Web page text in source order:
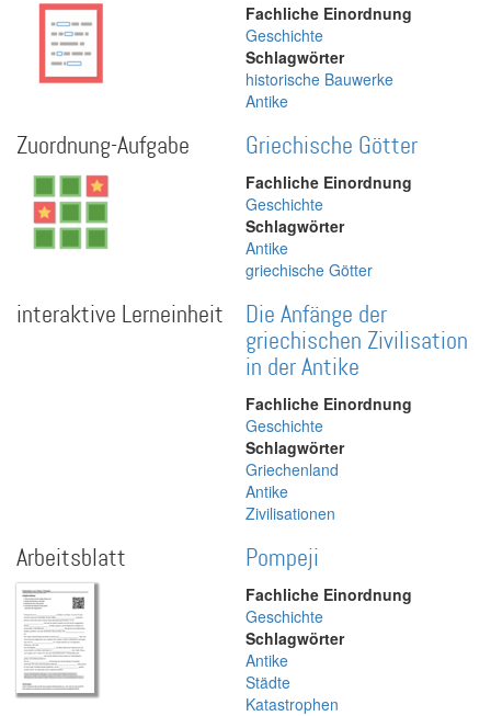
Fachliche Einordnung
Geschichte
Schlagwörter
historische Bauwerke
Antike
Zuordnung-Aufgabe Griechische Götter
Fachliche Einordnung
Geschichte
Schlagwörter
Antike
griechische Götter
interaktive Lerneinheit
Die Anfänge der
griechischen Zivilisation
in der Antike
Fachliche Einordnung
Geschichte
Schlagwörter
Griechenland
Antike
Zivilisationen
Arbeitsblatt Pompeji
Fachliche Einordnung
Geschichte
Schlagwörter
Antike
Städte
Katastrophen